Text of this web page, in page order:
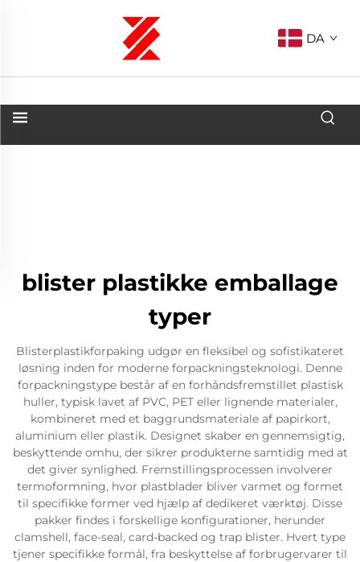
DA
blister plastikke emballage
typer
Blisterplastikforpaking udgør en fleksibel og sofistikateret
løsning inden for moderne forpackningsteknologi. Denne
forpackningstype består af en forhåndsfremstillet plastisk
huller, typisk lavet af PVC, PET eller lignende materialer,
kombineret med et baggrundsmateriale af papirkort,
aluminium eller plastik. Designet skaber en gennemsigtig,
beskyttende omhu, der sikrer produkterne samtidig med at
det giver synlighed. Fremstillingsprocessen involverer
termoformning, hvor plastblader bliver varmet og formet
til specifikke former ved hjælp af dedikeret værktøj. Disse
pakker findes i forskellige konfigurationer, herunder
clamshell, face-seal, card-backed og trap blister. Hvert type
tjener specifikke formål, fra beskyttelse af forbrugervarer til